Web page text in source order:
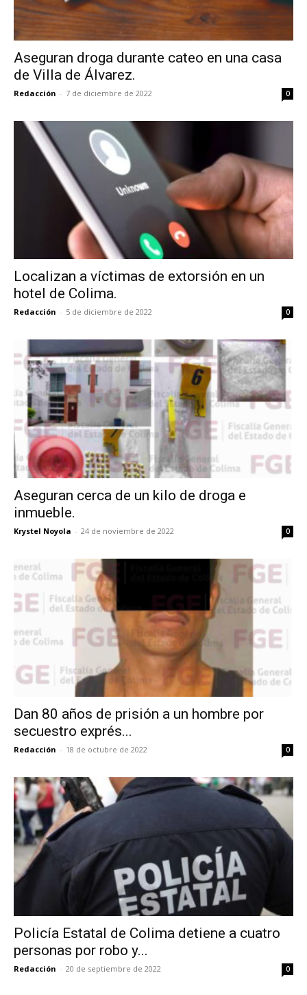
Aseguran droga durante cateo en una casa
de Villa de Álvarez.
Redacción - 7 de diciembre de 2022 0
Localizan a víctimas de extorsión en un
hotel de Colima.
Redacción - 5 de diciembre de 2022 0
Aseguran cerca de un kilo de droga e
inmueble.
Krystel Noyola - 24 de noviembre de 2022 0
Dan 80 años de prisión a un hombre por
secuestro exprés...
Redacción - 18 de octubre de 2022 0
Policía Estatal de Colima detiene a cuatro
personas por robo y...
Redacción - 20 de septiembre de 2022 0